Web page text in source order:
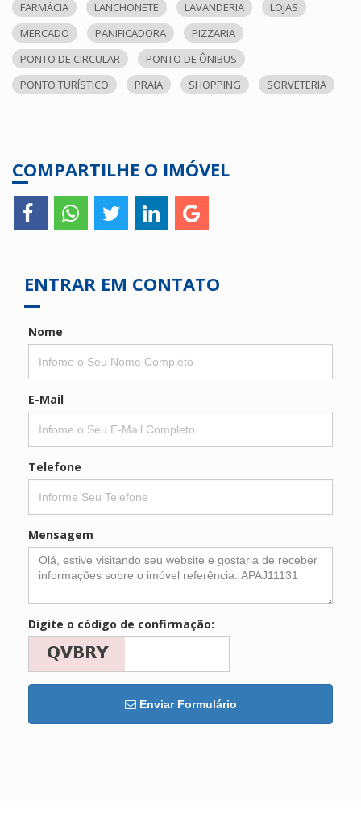
FARMÁCIA LANCHONETE LAVANDERIA
LOJAS
MERCADO
PANIFICADORA
PIZZARIA
PONTO DE CIRCULAR
PONTO DE ÔNIBUS
PONTO TURÍSTICO
PRAIA SHOPPING SORVETERIA
COMPARTILHE O IMÓVEL
ENTRAR EM CONTATO
Nome
E-Mail
Telefone
Mensagem
Digite o código de confirmação:
Enviar Formulário